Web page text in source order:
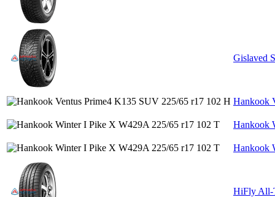
Gislaved
Hankook
Hankook
Hankook
HiFly All-